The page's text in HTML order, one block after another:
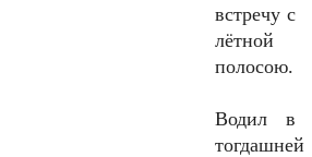
встречу с
лётной
полосою.
Водил в
тогдашней